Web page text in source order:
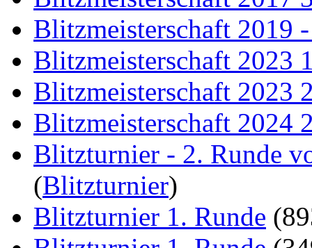
Blitzmeisterschaft 2019
Blitzmeisterschaft 2023
Blitzmeisterschaft 2023
Blitzmeisterschaft 2024
Blitzturnier - 2. Runde
(Blitzturnier)
Blitzturnier 1. Runde